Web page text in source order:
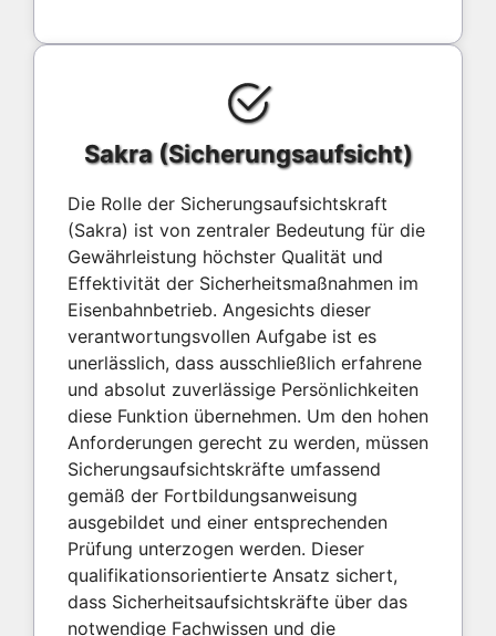
Sakra (Sicherungsaufsicht)
Die Rolle der Sicherungsaufsichtskraft
(Sakra) ist von zentraler Bedeutung für die
Gewährleistung höchster Qualität und
Effektivität der Sicherheitsmaßnahmen im
Eisenbahnbetrieb. Angesichts dieser
verantwortungsvollen Aufgabe ist es
unerlässlich, dass ausschließlich erfahrene
und absolut zuverlässige Persönlichkeiten
diese Funktion übernehmen. Um den hohen
Anforderungen gerecht zu werden, müssen
Sicherungsaufsichtskräfte umfassend
gemäß der Fortbildungsanweisung
ausgebildet und einer entsprechenden
Prüfung unterzogen werden. Dieser
qualifikationsorientierte Ansatz sichert,
dass Sicherheitsaufsichtskräfte über das
notwendige Fachwissen und die